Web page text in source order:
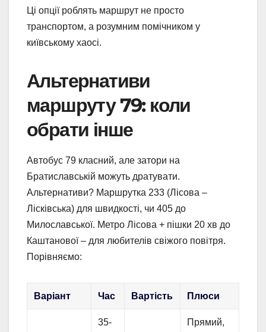
Ці опції роблять маршрут не просто
транспортом, а розумним помічником у
київському хаосі.
Альтернативи
маршруту 79: коли
обрати інше
Автобус 79 класний, але затори на
Братиславській можуть дратувати.
Альтернативи? Маршрутка 233 (Лісова –
Лісківська) для швидкості, чи 405 до
Милославської. Метро Лісова + пішки 20 хв до
Каштанової – для любителів свіжого повітря.
Порівняємо:
Варіант Час Вартість Плюси
35-
Прямий,